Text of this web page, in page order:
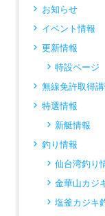
お知らせ
イベント情報
更新情報
特設ページ
無線免許取得
特選情報
新艇情報
釣り情報
仙台湾釣り
金華山カジ
塩釜カジキ